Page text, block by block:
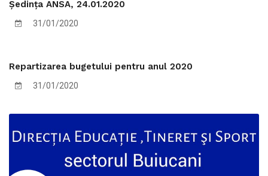
Ședința ANSA, 24.01.2020
31/01/2020
Repartizarea bugetului pentru anul 2020
31/01/2020